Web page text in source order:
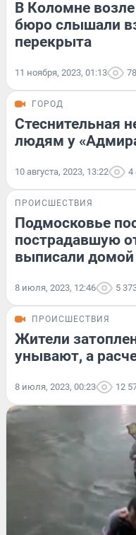
В Коломне
бюро слышали
перекрыта
11 ноября, 2023, 01:13
ГОРОД
Стеснительная
людям у
10 августа, 2023, 13:22 4
ПРОИСШЕСТВИЯ
Подмосковье
пострадавшую
выписали домой
8 июля, 2023, 12:46 5
ПРОИСШЕСТВИЯ
Жители
унывают, а
8 июля, 2023, 00:23 12